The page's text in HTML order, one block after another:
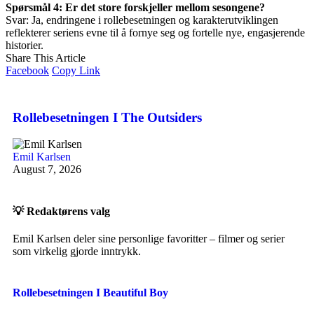
Spørsmål 4: Er det store forskjeller mellom sesongene?
Svar: Ja, endringene i rollebesetningen og karakterutviklingen
reflekterer seriens evne til å fornye seg og fortelle nye, engasjerende
historier.
Share This Article
Facebook Copy Link
Rollebesetningen I The Outsiders
Emil Karlsen
August 7, 2026
💡 Redaktørens valg
Emil Karlsen deler sine personlige favoritter – filmer og serier
som virkelig gjorde inntrykk.
Rollebesetningen I Beautiful Boy